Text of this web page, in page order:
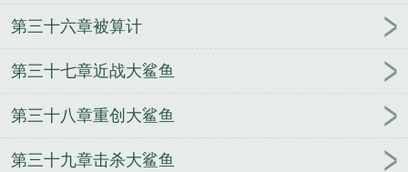
第三十六章被算计
第三十七章近战大鲨鱼
第三十八章重创大鲨鱼
第三十九章击杀大鲨鱼